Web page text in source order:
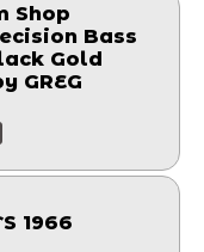
Shop
Bass
Gold
GREG
1966